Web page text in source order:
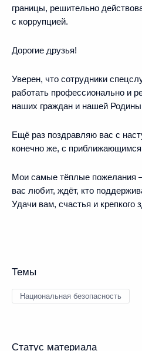
границы, решительно
с коррупцией.
Дорогие друзья!
Уверен, что сотрудники
работать профессионально и
наших граждан и нашей
Ещё раз поздравляю вас с
конечно же, с
Мои самые тёплые пожелания
вас любит, ждёт, кто
Удачи вам, счастья и крепкого
Темы
Национальная безопасность
Статус материала